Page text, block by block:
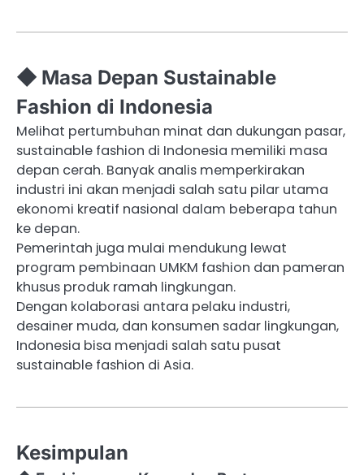
◆ Masa Depan Sustainable
Fashion di Indonesia
Melihat pertumbuhan minat dan dukungan pasar,
sustainable fashion di Indonesia memiliki masa
depan cerah. Banyak analis memperkirakan
industri ini akan menjadi salah satu pilar utama
ekonomi kreatif nasional dalam beberapa tahun
ke depan.
Pemerintah juga mulai mendukung lewat
program pembinaan UMKM fashion dan pameran
khusus produk ramah lingkungan.
Dengan kolaborasi antara pelaku industri,
desainer muda, dan konsumen sadar lingkungan,
Indonesia bisa menjadi salah satu pusat
sustainable fashion di Asia.
Kesimpulan